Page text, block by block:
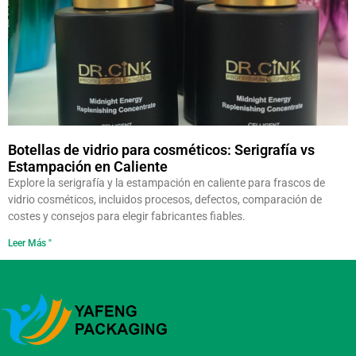
Botellas de vidrio para cosméticos: Serigrafía vs
Estampación en Caliente
Explore la serigrafía y la estampación en caliente para frascos de
vidrio cosméticos, incluidos procesos, defectos, comparación de
costes y consejos para elegir fabricantes fiables.
Leer Más "